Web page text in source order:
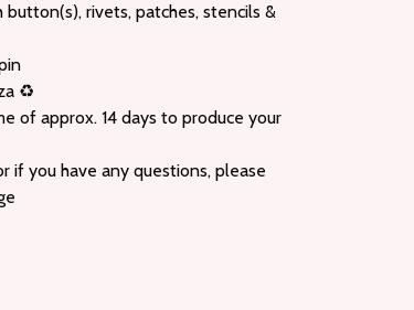
button(s), rivets, patches, stencils &
♻️
of approx. 14 days to produce your
if you have any questions, please